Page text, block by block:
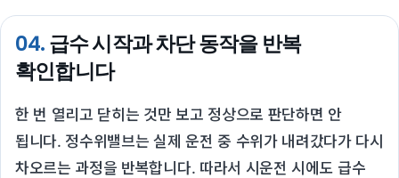
04.급수 시작과 차단 동작을 반복
확인합니다
한 번 열리고 닫히는 것만 보고 정상으로 판단하면 안
됩니다. 정수위밸브는 실제 운전 중 수위가 내려갔다가 다시
차오르는 과정을 반복합니다. 따라서 시운전 시에도 급수